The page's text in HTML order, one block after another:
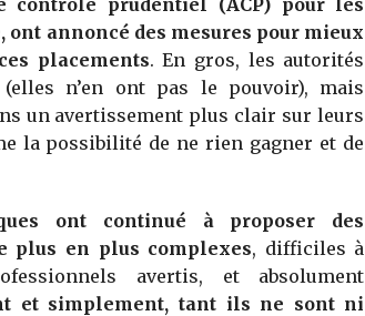
annoncé des mesures pour mieux
placements. En gros, les autorités
n’en ont pas le pouvoir), mais
un avertissement plus clair sur leurs
la possibilité de ne rien gagner et de
ont continué à proposer des
plus en plus complexes, difficiles à
avertis, et absolument
et simplement, tant ils ne sont ni